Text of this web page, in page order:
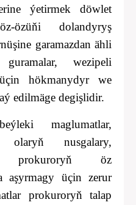
ýetirmek döwlet
özüňi dolandyryş
garamazdan ähli
wezipeli
hökmanydyr we
edilmäge degişlidir.
maglumatlar,
olaryň nusgalary,
prokuroryň öz
aşyrmagy üçin zerur
prokuroryň talap